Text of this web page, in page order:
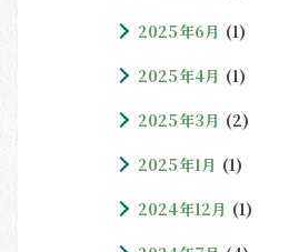
2025年6月 (1)
2025年4月 (1)
2025年3月 (2)
2025年1月 (1)
2024年12月 (1)